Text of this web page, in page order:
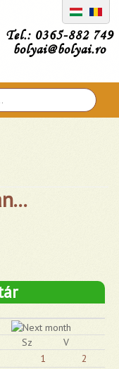
Tel.: 0365-882 749
bolyai@bolyai.ro
Sz
V
1
2